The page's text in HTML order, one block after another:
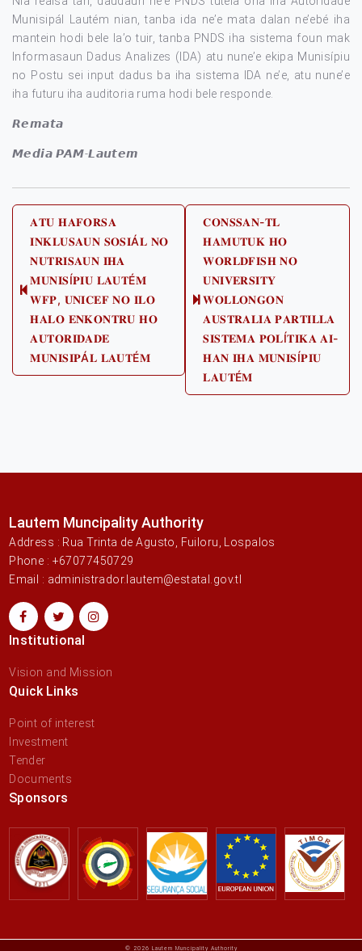
Munisipál Lautém nian, tanba ida ne’e mata dalan ne’ebé iha
mantein hodi bele la’o tuir, tanba PNDS iha sistema foun mak
Informasaun Dadus Analizes (IDA) atu nune’e ekipa Munisípiu
no Postu sei input dadus ba iha sistema IDA ne’e, atu nune’e
iha futuru iha auditoria ruma hodi bele responde.
𝙍𝙚𝙢𝙖𝙩𝙖
𝙈𝙚𝙙𝙞𝙖 𝙋𝘼𝙈-𝙇𝙖𝙪𝙩𝙚𝙢
Post
navigation
Previous
post:
𝐀𝐓𝐔 𝐇𝐀𝐅𝐎𝐑𝐒𝐀
𝐈𝐍𝐊𝐋𝐔𝐒𝐀𝐔𝐍 𝐒𝐎𝐒𝐈Á𝐋 𝐍𝐎
𝐍𝐔𝐓𝐑𝐈𝐒𝐀𝐔𝐍 𝐈𝐇𝐀
𝐌𝐔𝐍𝐈𝐒Í𝐏𝐈𝐔 𝐋𝐀𝐔𝐓É𝐌
𝐖𝐅𝐏, 𝐔𝐍𝐈𝐂𝐄𝐅 𝐍𝐎 𝐈𝐋𝐎
𝐇𝐀𝐋𝐎 𝐄𝐍𝐊𝐎𝐍𝐓𝐑𝐔 𝐇𝐎
𝐀𝐔𝐓𝐎𝐑𝐈𝐃𝐀𝐃𝐄
𝐌𝐔𝐍𝐈𝐒𝐈𝐏Á𝐋 𝐋𝐀𝐔𝐓É𝐌
Next
post:
𝐂𝐎𝐍𝐒𝐒𝐀𝐍-𝐓𝐋
𝐇𝐀𝐌𝐔𝐓𝐔𝐊 𝐇𝐎
𝐖𝐎𝐑𝐋𝐃𝐅𝐈𝐒𝐇 𝐍𝐎
𝐔𝐍𝐈𝐕𝐄𝐑𝐒𝐈𝐓𝐘
𝐖𝐎𝐋𝐋𝐎𝐍𝐆𝐎𝐍
𝐀𝐔𝐒𝐓𝐑𝐀𝐋𝐈𝐀 𝐏𝐀𝐑𝐓𝐈𝐋𝐋𝐀
𝐒𝐈𝐒𝐓𝐄𝐌𝐀 𝐏𝐎𝐋Í𝐓𝐈𝐊𝐀 𝐀𝐈-
𝐇𝐀𝐍 𝐈𝐇𝐀 𝐌𝐔𝐍𝐈𝐒Í𝐏𝐈𝐔
𝐋𝐀𝐔𝐓É𝐌
Lautem Muncipality Authority
Address : Rua Trinta de Agusto, Fuiloru, Lospalos
Phone : +67077450729
Email : administrador.lautem@estatal.gov.tl
Institutional
Vision and Mission
Quick Links
Point of interest
Investment
Tender
Documents
Sponsors
© 2026 Lautem Muncipality Authority